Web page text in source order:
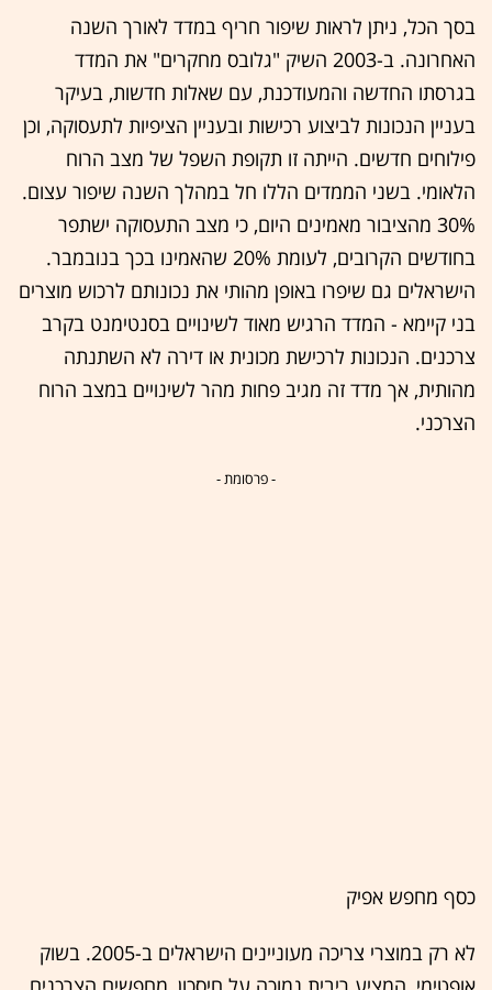
בסך הכל, ניתן לראות שיפור חריף במדד לאורך השנה
האחרונה. ב-2003 השיק "גלובס מחקרים" את המדד
בגרסתו החדשה והמעודכנת, עם שאלות חדשות, בעיקר
בעניין הנכונות לביצוע רכישות ובעניין הציפיות לתעסוקה, וכן
פילוחים חדשים. הייתה זו תקופת השפל של מצב הרוח
הלאומי. בשני הממדים הללו חל במהלך השנה שיפור עצום.
30% מהציבור מאמינים היום, כי מצב התעסוקה ישתפר
בחודשים הקרובים, לעומת 20% שהאמינו בכך בנובמבר.
הישראלים גם שיפרו באופן מהותי את נכונותם לרכוש מוצרים
בני קיימא - המדד הרגיש מאוד לשינויים בסנטימנט בקרב
צרכנים. הנכונות לרכישת מכונית או דירה לא השתנתה
מהותית, אך מדד זה מגיב פחות מהר לשינויים במצב הרוח
הצרכני.
- פרסומת -
כסף מחפש אפיק
לא רק במוצרי צריכה מעוניינים הישראלים ב-2005. בשוק